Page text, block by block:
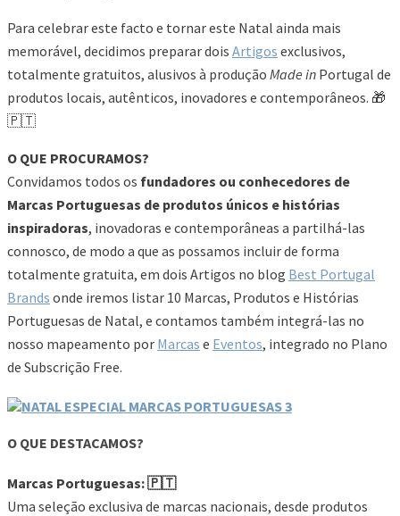
Para celebrar este facto e tornar este Natal ainda mais
memorável, decidimos preparar dois Artigos exclusivos,
totalmente gratuitos, alusivos à produção Made in Portugal de
produtos locais, autênticos, inovadores e contemporâneos. 🎁
🇵🇹
O QUE PROCURAMOS?
Convidamos todos os fundadores ou conhecedores de
Marcas Portuguesas de produtos únicos e histórias
inspiradoras, inovadoras e contemporâneas a partilhá-las
connosco, de modo a que as possamos incluir de forma
totalmente gratuita, em dois Artigos no blog Best Portugal
Brands onde iremos listar 10 Marcas, Produtos e Histórias
Portuguesas de Natal, e contamos também integrá-las no
nosso mapeamento por Marcas e Eventos, integrado no Plano
de Subscrição Free.
O QUE DESTACAMOS?
Marcas Portuguesas: 🇵🇹
Uma seleção exclusiva de marcas nacionais, desde produtos